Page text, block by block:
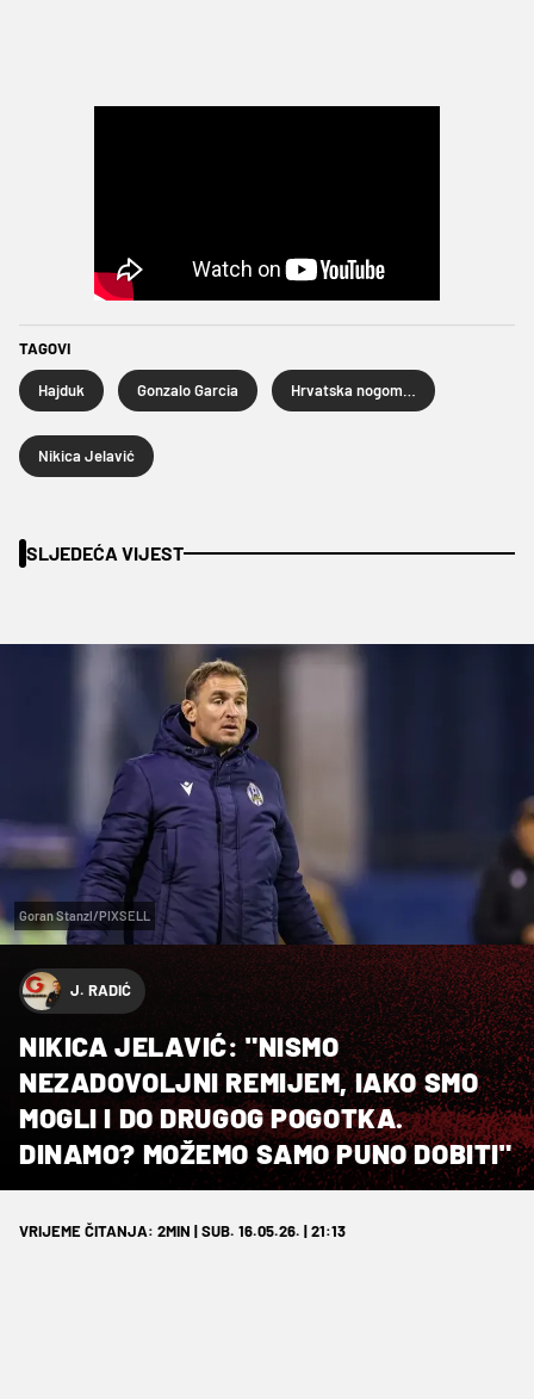
TAGOVI
Hajduk Gonzalo Garcia
Nikica Jelavić
SLJEDEĆA VIJEST
Goran Stanzl/PIXSELL
J. RADIĆ
NIKICA JELAVIĆ: "NISMO
NEZADOVOLJNI REMIJEM, IAKO SMO
MOGLI I DO DRUGOG POGOTKA.
DINAMO? MOŽEMO SAMO PUNO DOBITI"
VRIJEME ČITANJA: 2MIN | SUB. 16.05.26. | 21:13